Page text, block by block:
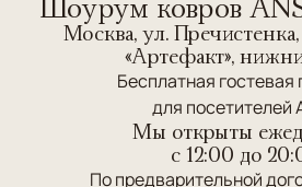
Шоурум ковров
Москва, ул.
«Артефакт»,
Бесплатная гостевая
для посетителей
Мы открыты
c 12:00 до
По предварительной